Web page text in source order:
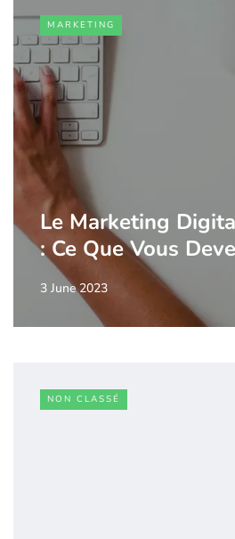
MARKETING
Le Marketing
: Ce Que Vous
3 June 2023
NON CLASSÉ